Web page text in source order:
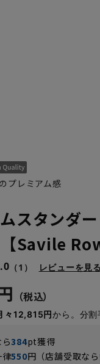
プレミアム感
スタンダ
Savile Row
（1） レビューを見る
々12,815円から。分割
ら384pt獲得
律550円（店舗受取なら